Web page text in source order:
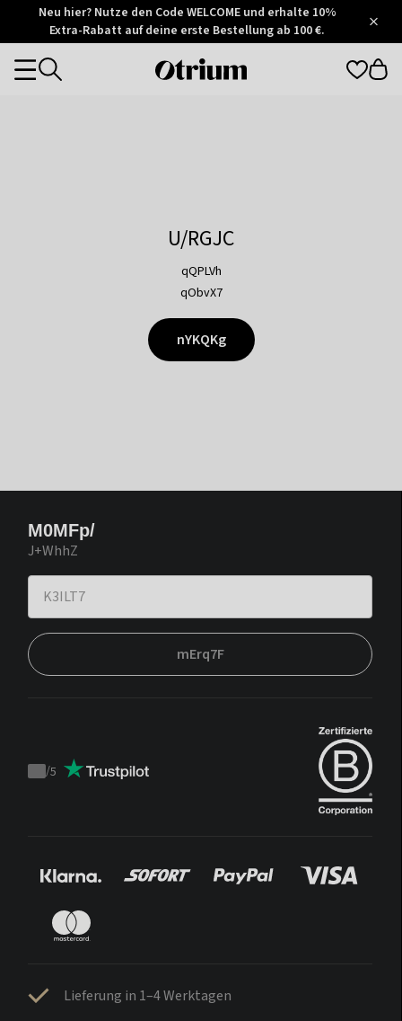
Otrium
Trustpilot
Neu hier? Nutze den Code WELCOME und erhalte 10%
Extra-Rabatt auf deine erste Bestellung ab 100 €.
Otrium
Categories
U/RGJC
qQPLVh
qObvX7
nYKQKg
M0MFp/
J+WhhZ
mErq7F
Trustpilot
/5
Lieferung in 1–4 Werktagen